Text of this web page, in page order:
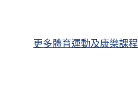
更多體育運動及康樂課程